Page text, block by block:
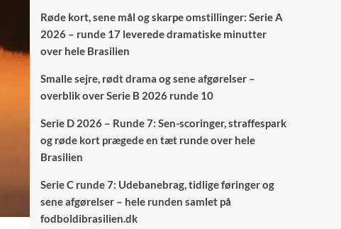
Røde kort, sene mål og skarpe omstillinger: Serie A
2026 – runde 17 leverede dramatiske minutter
over hele Brasilien
Smalle sejre, rødt drama og sene afgørelser –
overblik over Serie B 2026 runde 10
Serie D 2026 – Runde 7: Sen-scoringer, straffespark
og røde kort prægede en tæt runde over hele
Brasilien
Serie C runde 7: Udebanebrag, tidlige føringer og
sene afgørelser – hele runden samlet på
fodboldibrasilien.dk